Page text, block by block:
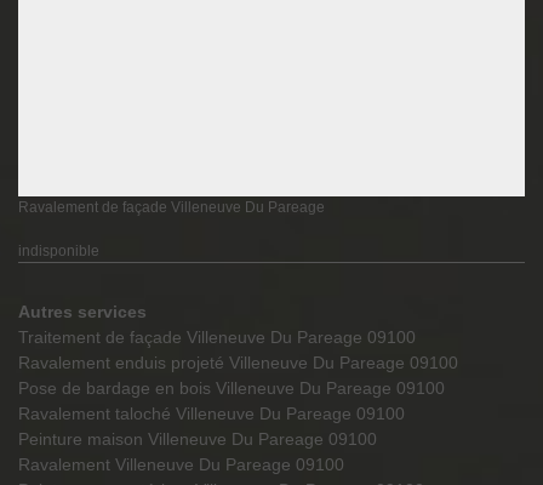
Ravalement de façade Villeneuve Du Pareage
indisponible
Autres services
Traitement de façade Villeneuve Du Pareage 09100
Ravalement enduis projeté Villeneuve Du Pareage 09100
Pose de bardage en bois Villeneuve Du Pareage 09100
Ravalement taloché Villeneuve Du Pareage 09100
Peinture maison Villeneuve Du Pareage 09100
Ravalement Villeneuve Du Pareage 09100